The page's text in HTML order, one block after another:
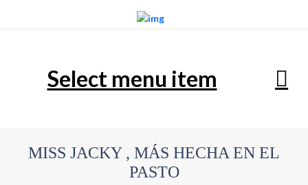
Select menu item
MISS JACKY , MÁS HECHA EN EL
PASTO